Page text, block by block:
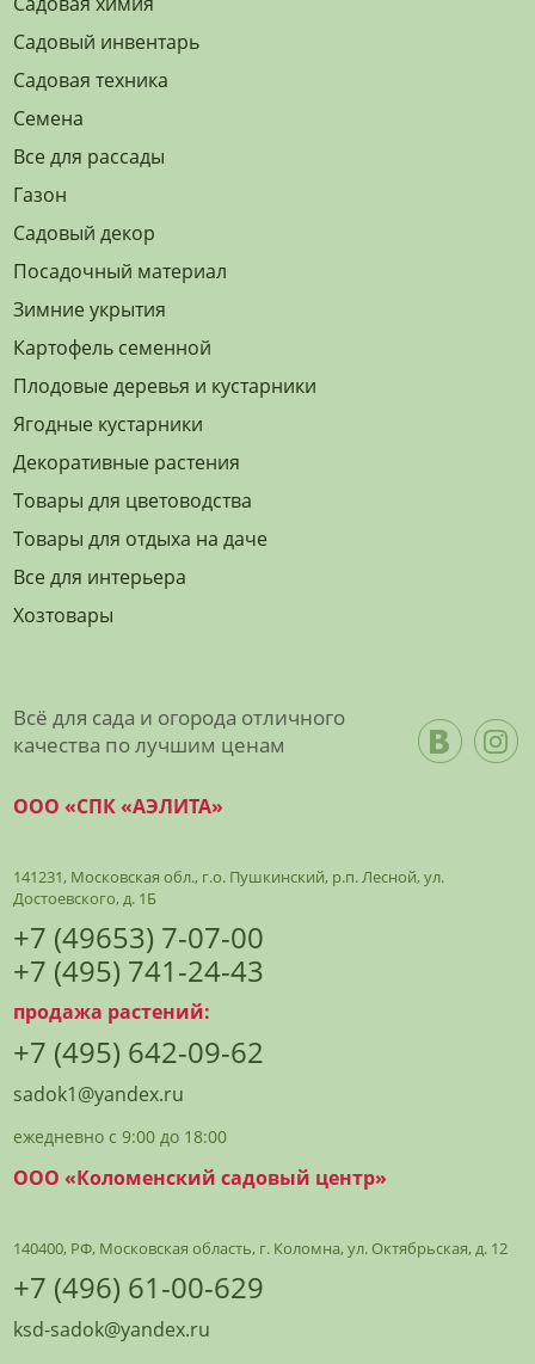
Садовый инвентарь
Садовая техника
Семена
Все для рассады
Газон
Садовый декор
Посадочный материал
Зимние укрытия
Картофель семенной
Плодовые деревья и кустарники
Ягодные кустарники
Декоративные растения
Товары для цветоводства
Товары для отдыха на даче
Все для интерьера
Хозтовары
Всё для сада и огорода отличного
качества по лучшим ценам
ООО «СПК «АЭЛИТА»
141231, Московская обл., г.о. Пушкинский, р.п. Лесной, ул.
Достоевского, д. 1Б
+7 (49653) 7-07-00
+7 (495) 741-24-43
продажа растений:
+7 (495) 642-09-62
sadok1@yandex.ru
ежедневно с 9:00 до 18:00
ООО «Коломенский садовый центр»
140400, РФ, Московская область, г. Коломна, ул. Октябрьская, д. 12
+7 (496) 61-00-629
ksd-sadok@yandex.ru